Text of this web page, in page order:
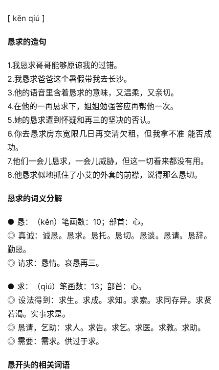
[ kěn qiú ]
恳求的造句
1.我恳求哥哥能够原谅我的过错。
2.我恳求爸爸这个暑假带我去长沙。
3.他的语音里含着恳求的意味，又温柔，又亲切。
4.在他的一再恳求下，姐姐勉强答应再帮他一次。
5.她的恳求遭到怀疑和再三的坚决的否认。
6.你去恳求房东宽限几日再交清欠租，但我拿不准 能否成
功。
7.他们一会儿恳求，一会儿威胁，但这一切看来都没有用。
8.他恳求似地抓住了小艾的外套的前襟，说得那么恳切。
恳求的词义分解
● 恳：（kěn）笔画数：10；部首：心。
◎ 真诚：诚恳。恳求。恳托。恳切。恳谈。恳请。恳辞。
勤恳。
◎ 请求：恳情。哀恳再三。
● 求：（qiú）笔画数：13；部首：心。
◎ 设法得到：求生。求成。求知。求索。求同存异。求贤
若渴。实事求是。
◎ 恳请，乞助：求人。求告。求乞。求医。求教。求助。
◎ 需要：需求。供过于求。
恳开头的相关词语